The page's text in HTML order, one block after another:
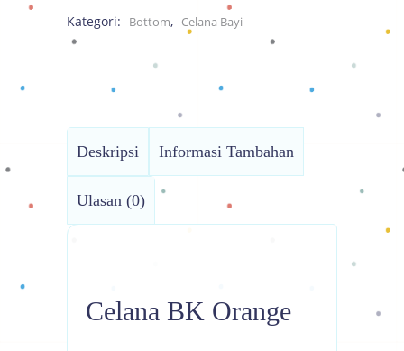
Kategori: Bottom, Celana Bayi
Deskripsi Informasi Tambahan
Ulasan (0)
Celana BK Orange